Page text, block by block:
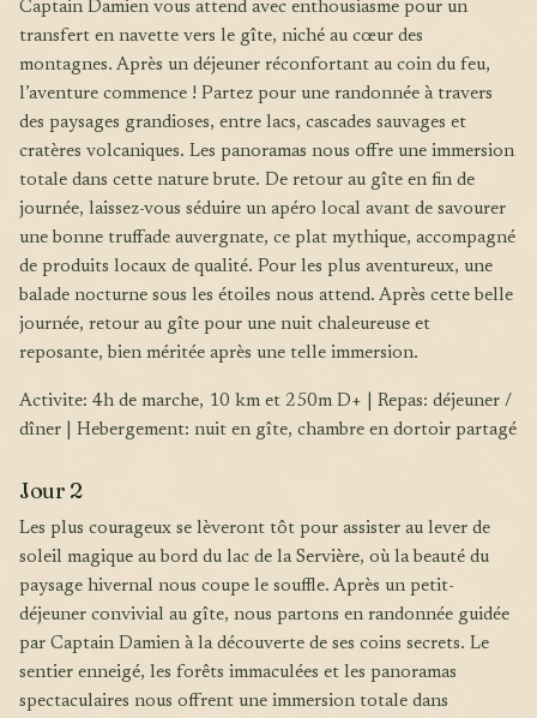
Captain Damien vous attend avec enthousiasme pour un
transfert en navette vers le gîte, niché au cœur des
montagnes. Après un déjeuner réconfortant au coin du feu,
l’aventure commence ! Partez pour une randonnée à travers
des paysages grandioses, entre lacs, cascades sauvages et
cratères volcaniques. Les panoramas nous offre une immersion
totale dans cette nature brute. De retour au gîte en fin de
journée, laissez-vous séduire un apéro local avant de savourer
une bonne truffade auvergnate, ce plat mythique, accompagné
de produits locaux de qualité. Pour les plus aventureux, une
balade nocturne sous les étoiles nous attend. Après cette belle
journée, retour au gîte pour une nuit chaleureuse et
reposante, bien méritée après une telle immersion.
Activite: 4h de marche, 10 km et 250m D+ | Repas: déjeuner /
dîner | Hebergement: nuit en gîte, chambre en dortoir partagé
Jour 2
Les plus courageux se lèveront tôt pour assister au lever de
soleil magique au bord du lac de la Servière, où la beauté du
paysage hivernal nous coupe le souffle. Après un petit-
déjeuner convivial au gîte, nous partons en randonnée guidée
par Captain Damien à la découverte de ses coins secrets. Le
sentier enneigé, les forêts immaculées et les panoramas
spectaculaires nous offrent une immersion totale dans